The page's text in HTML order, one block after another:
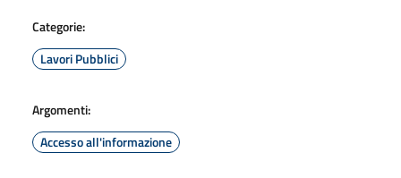
Categorie:
Lavori Pubblici
Argomenti:
Accesso all'informazione